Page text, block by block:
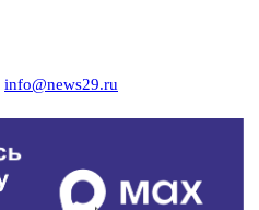
info@news29.ru